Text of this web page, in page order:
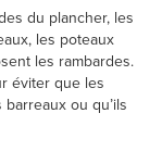
du plancher, les
les poteaux
les rambardes.
éviter que les
ou qu’ils